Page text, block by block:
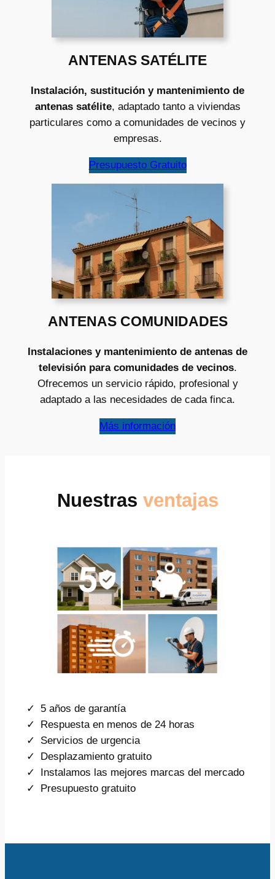
ANTENAS SATÉLITE
Instalación, sustitución y mantenimiento de
antenas satélite, adaptado tanto a viviendas
particulares como a comunidades de vecinos y
empresas.
Presupuesto Gratuito
ANTENAS COMUNIDADES
Instalaciones y mantenimiento de antenas de
televisión para comunidades de vecinos.
Ofrecemos un servicio rápido, profesional y
adaptado a las necesidades de cada finca.
Más información
Nuestras ventajas
5 años de garantía
Respuesta en menos de 24 horas
Servicios de urgencia
Desplazamiento gratuito
Instalamos las mejores marcas del mercado
Presupuesto gratuito